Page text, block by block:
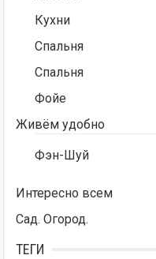
Кухни
Спальня
Спальня
Фойе
Живём удобно
Фэн-Шуй
Интересно всем
Сад. Огород.
ТЕГИ